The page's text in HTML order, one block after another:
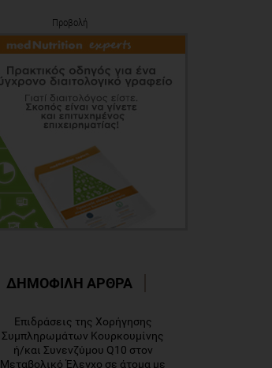
ΔΗΜΟΦΙΛΗ ΑΡΘΡΑ
Επιδράσεις της Χορήγησης
Συμπληρωμάτων Κουρκουμίνης
ή/και Συνενζύμου Q10 στον
Μεταβολικό Έλεγχο σε άτομα με
Προβολή